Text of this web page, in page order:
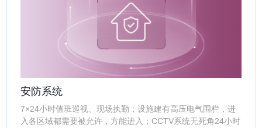
安防系统
7×24小时值班巡视、现场执勤；设施建有高压电气围栏，进
入各区域都需要被允许，方能进入；CCTV系统无死角24小时